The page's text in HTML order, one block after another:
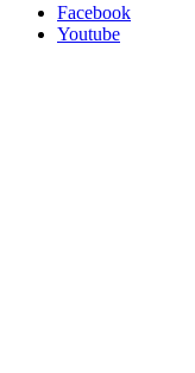
Facebook
Youtube